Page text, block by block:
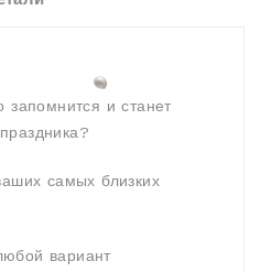
запомнится и станет
самых близких
вариант